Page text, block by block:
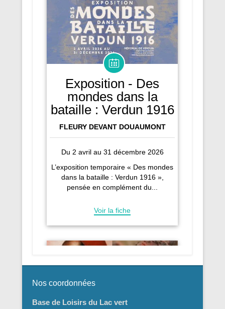
Nos coordonnées
Base de Loisirs du Lac vert